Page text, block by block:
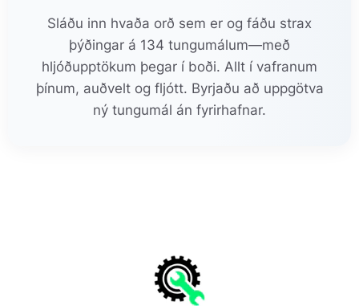
Sláðu inn hvaða orð sem er og fáðu strax
þýðingar á 134 tungumálum—með
hljóðupptökum þegar í boði. Allt í vafranum
þínum, auðvelt og fljótt. Byrjaðu að uppgötva
ný tungumál án fyrirhafnar.